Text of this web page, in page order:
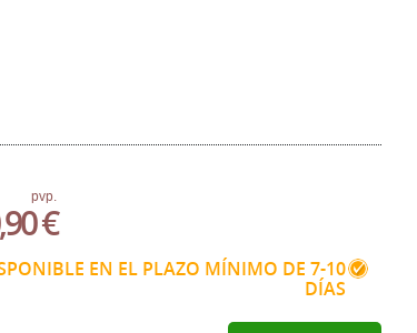
pvp.
€
EN EL PLAZO MÍNIMO DE 7-10
DÍAS